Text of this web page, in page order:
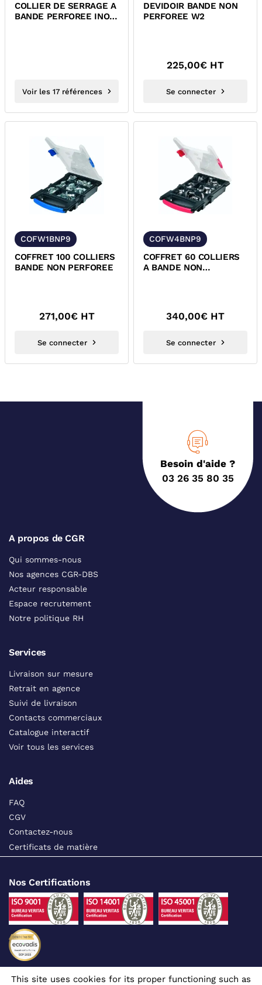
COLLIER DE SERRAGE A
BANDE PERFOREE INOX
Voir les 17 références
DEVIDOIR BANDE NON
PERFOREE W2
225,00€ HT
Se connecter
COFW1BNP9
COFFRET 100 COLLIERS
BANDE NON PERFOREE
271,00€ HT
Se connecter
COFW4BNP9
COFFRET 60 COLLIERS
A BANDE NON
340,00€ HT
Se connecter
Besoin d'aide ?
03 26 35 80 35
A propos de CGR
Qui sommes-nous
Nos agences CGR-DBS
Acteur responsable
Espace recrutement
Notre politique RH
Services
Livraison sur mesure
Retrait en agence
Suivi de livraison
Contacts commerciaux
Catalogue interactif
Voir tous les services
Aides
FAQ
CGV
Contactez-nous
Certificats de matière
Nos Certifications
This site uses cookies for its proper functioning such as